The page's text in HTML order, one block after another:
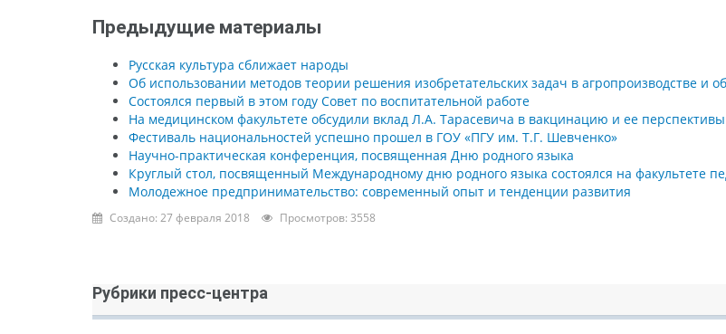
Предыдущие материалы
Русская культура сближает народы
Об использовании методов теории решения изобретательских задач в агропроизводстве и
Состоялся первый в этом году Совет по воспитательной работе
На медицинском факультете обсудили вклад Л.А. Тарасевича в вакцинацию и ее перспективы
Фестиваль национальностей успешно прошел в ГОУ «ПГУ им. Т.Г. Шевченко»
Научно-практическая конференция, посвященная Дню родного языка
Круглый стол, посвященный Международному дню родного языка состоялся на факультете
Молодежное предпринимательство: современный опыт и тенденции развития
Создано: 27 февраля 2018 Просмотров: 3558
Рубрики пресс-центра